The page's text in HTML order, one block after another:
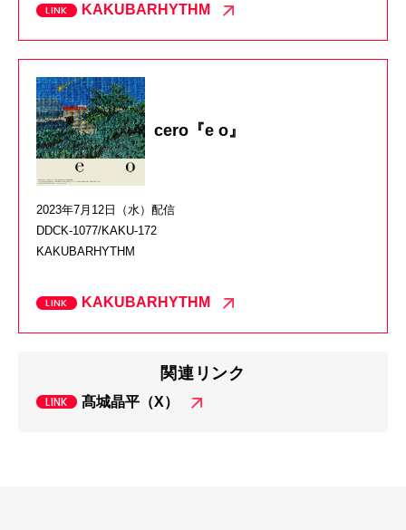
KAKUBARHYTHM
cero『e o』
2023年7月12日（水）配信
DDCK-1077/KAKU-172
KAKUBARHYTHM
KAKUBARHYTHM
関連リンク
髙城晶平（X）